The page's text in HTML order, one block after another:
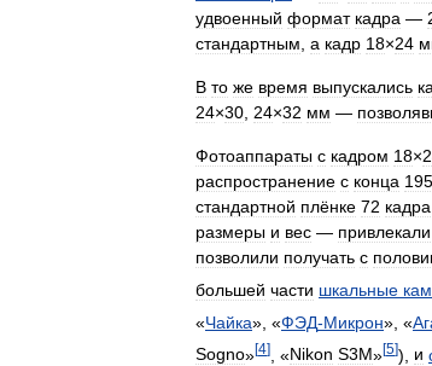
удвоенный формат кадра —
стандартным, а кадр 18×24
В то же время выпускались
24×30, 24×32 мм —
Фотоаппараты с кадром 18×
распространение с конца
стандартной плёнке 72 кадра
размеры и вес — привлекали
позволили получать с
большей части шкальные
«Чайка», «ФЭД-Микрон», «
Sogno»[4] , «Nikon S3M»[5]), и